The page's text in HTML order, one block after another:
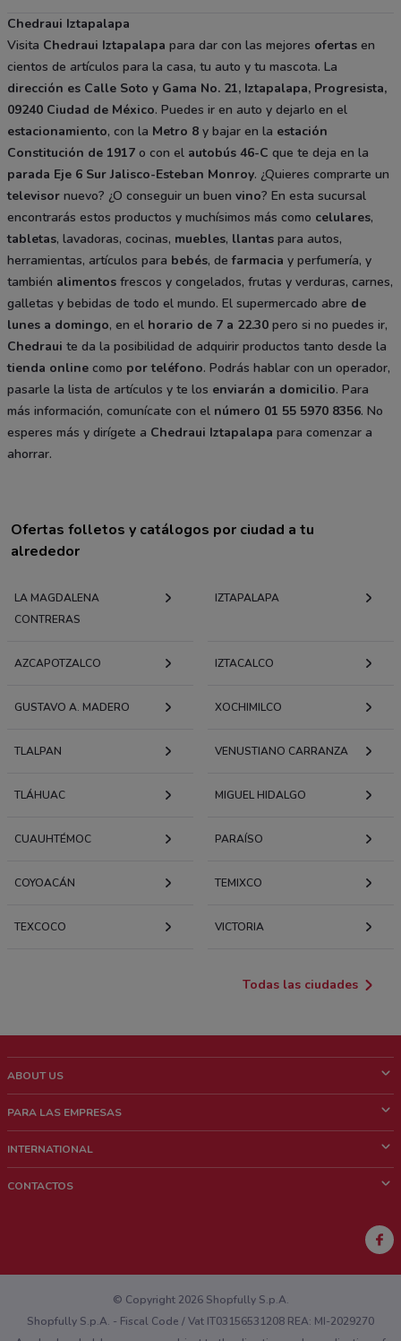
Chedraui Iztapalapa
Visita Chedraui Iztapalapa para dar con las mejores ofertas en
cientos de artículos para la casa, tu auto y tu mascota. La
dirección es Calle Soto y Gama No. 21, Iztapalapa, Progresista,
09240 Ciudad de México. Puedes ir en auto y dejarlo en el
estacionamiento, con la Metro 8 y bajar en la estación
Constitución de 1917 o con el autobús 46-C que te deja en la
parada Eje 6 Sur Jalisco-Esteban Monroy. ¿Quieres comprarte un
televisor nuevo? ¿O conseguir un buen vino? En esta sucursal
encontrarás estos productos y muchísimos más como celulares,
tabletas, lavadoras, cocinas, muebles, llantas para autos,
herramientas, artículos para bebés, defarmacia y perfumería, y
también alimentos frescos y congelados, frutas y verduras, carnes,
galletas y bebidas de todo el mundo. El supermercado abre de
lunes a domingo, en el horario de 7 a 22.30 pero si no puedes ir,
Chedraui te da la posibilidad de adquirir productos tanto desde la
tienda online como por teléfono. Podrás hablar con un operador,
pasarle la lista de artículos y te los enviarán a domicilio. Para
más información, comunícate con el número 01 55 5970 8356. No
esperes más y dirígete a Chedraui Iztapalapa para comenzar a
ahorrar.
Ofertas folletos y catálogos por ciudad a tu
alrededor
LA MAGDALENA
CONTRERAS
IZTAPALAPA
AZCAPOTZALCO IZTACALCO
GUSTAVO A. MADERO XOCHIMILCO
TLALPAN VENUSTIANO CARRANZA
TLÁHUAC MIGUEL HIDALGO
CUAUHTÉMOC PARAÍSO
COYOACÁN TEMIXCO
TEXCOCO VICTORIA
Todas las ciudades
ABOUT US
¿Quiénes Somos?
Trabaja con nosotros
PARA LAS EMPRESAS
Contacto comercial
INTERNATIONAL
CONTACTOS
¿Encontraste un problema en la web o en la aplicación?
© Copyright 2026 Shopfully S.p.A.
Shopfully S.p.A. - Fiscal Code / Vat IT03156531208 REA: MI-2029270